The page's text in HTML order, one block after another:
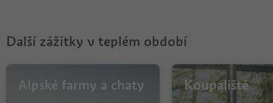
Další zážitky v teplém období
Alpské farmy a chaty Koupaliště